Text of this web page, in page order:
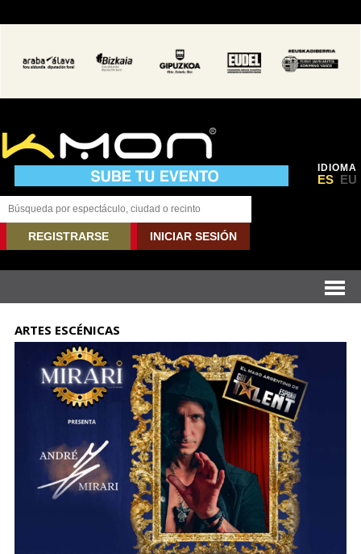
IDIOMA
ES EU
REGISTRARSE INICIAR SESIÓN
ARTES ESCÉNICAS